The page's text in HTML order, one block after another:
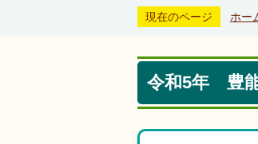
現在のページ ホー
令和5年 豊